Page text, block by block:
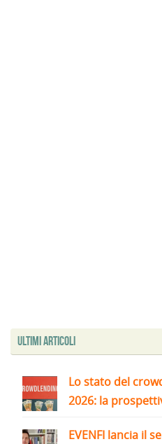
Ultimi articoli
Lo stato del
2026: la
EVENFI lancia il